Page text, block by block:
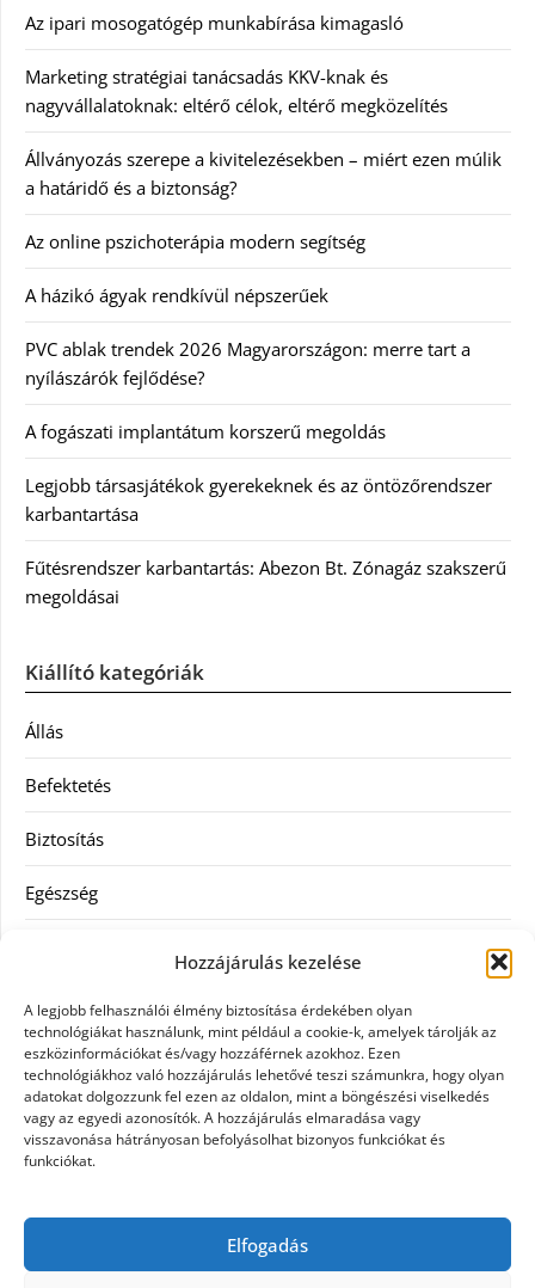
Hozzájárulás kezelése
A legjobb felhasználói élmény biztosítása érdekében olyan
technológiákat használunk, mint például a cookie-k, amelyek tárolják az
eszközinformációkat és/vagy hozzáférnek azokhoz. Ezen
technológiákhoz való hozzájárulás lehetővé teszi számunkra, hogy olyan
adatokat dolgozzunk fel ezen az oldalon, mint a böngészési viselkedés
vagy az egyedi azonosítók. A hozzájárulás elmaradása vagy
visszavonása hátrányosan befolyásolhat bizonyos funkciókat és
funkciókat.
Elfogadás
Az ipari mosogatógép munkabírása kimagasló
Marketing stratégiai tanácsadás KKV-knak és
nagyvállalatoknak: eltérő célok, eltérő megközelítés
Állványozás szerepe a kivitelezésekben – miért ezen múlik
a határidő és a biztonság?
Az online pszichoterápia modern segítség
A házikó ágyak rendkívül népszerűek
PVC ablak trendek 2026 Magyarországon: merre tart a
nyílászárók fejlődése?
A fogászati implantátum korszerű megoldás
Legjobb társasjátékok gyerekeknek és az öntözőrendszer
karbantartása
Fűtésrendszer karbantartás: Abezon Bt. Zónagáz szakszerű
megoldásai
Kiállító kategóriák
Állás
Befektetés
Biztosítás
Egészség
Ingatlan
Művészetek és szórakozás
Múzeumok
Szolgáltatás
Szórakozás
Webáruház